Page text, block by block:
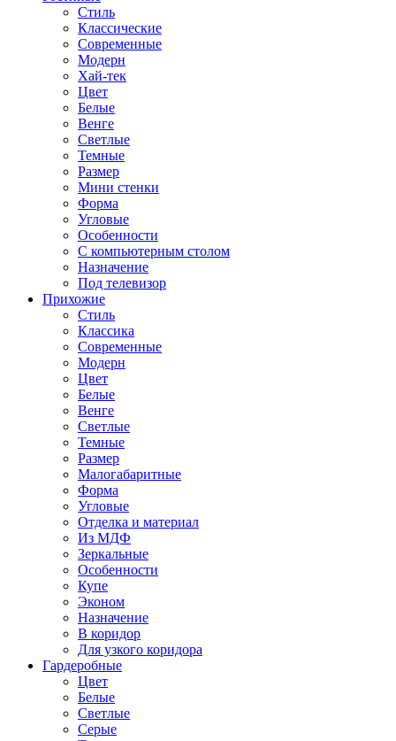
Стиль
Классические
Современные
Модерн
Хай-тек
Цвет
Белые
Венге
Светлые
Темные
Размер
Мини стенки
Форма
Угловые
Особенности
С компьютерным столом
Назначение
Под телевизор
Прихожие
Стиль
Классика
Современные
Модерн
Цвет
Белые
Венге
Светлые
Темные
Размер
Малогабаритные
Форма
Угловые
Отделка и материал
Из МДФ
Зеркальные
Особенности
Купе
Эконом
Назначение
В коридор
Для узкого коридора
Гардеробные
Цвет
Белые
Светлые
Серые